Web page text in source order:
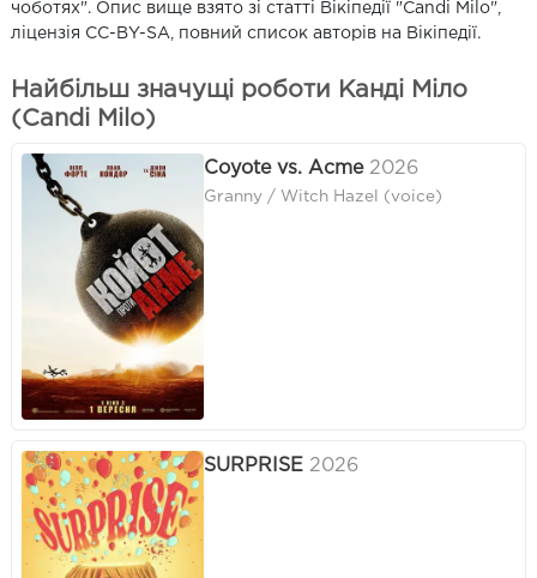
чоботях". Опис вище взято зі статті Вікіпедії "Candi Milo",
ліцензія CC-BY-SA, повний список авторів на Вікіпедії.
Найбільш значущі роботи Канді Міло
(Candi Milo)
Coyote vs. Acme 2026
Granny / Witch Hazel (voice)
SURPRISE 2026